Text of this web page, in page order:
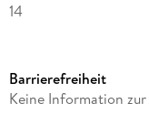
14
Verlag/Hersteller
Barrierefreiheit
Keine Information